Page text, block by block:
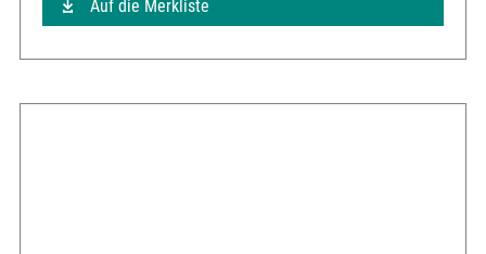
Auf die Merkliste